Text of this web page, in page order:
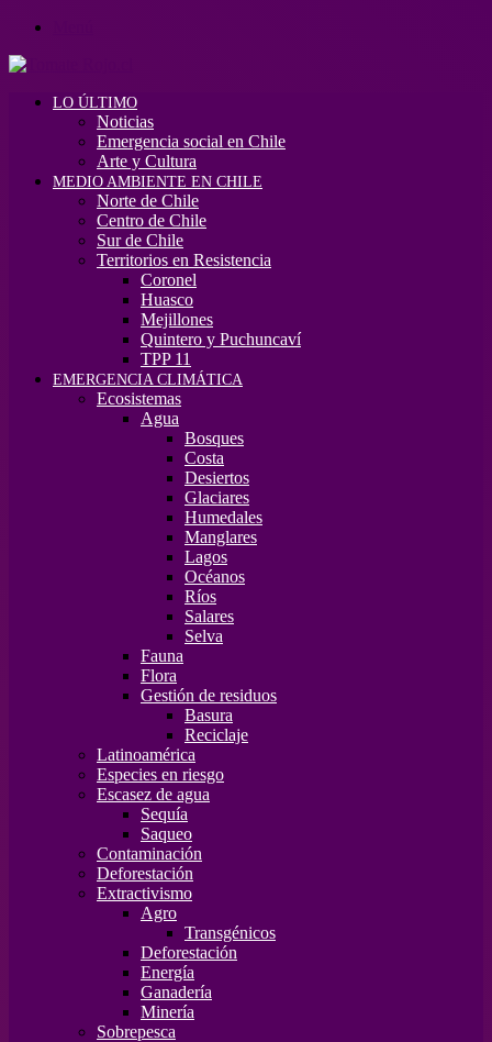
LO ÚLTIMO
Noticias
Emergencia social en Chile
Arte y Cultura
MEDIO AMBIENTE EN CHILE
Norte de Chile
Centro de Chile
Sur de Chile
Territorios en Resistencia
Coronel
Huasco
Mejillones
Quintero y Puchuncaví
TPP 11
EMERGENCIA CLIMÁTICA
Ecosistemas
Agua
Bosques
Costa
Desiertos
Glaciares
Humedales
Manglares
Lagos
Océanos
Ríos
Salares
Selva
Fauna
Flora
Gestión de residuos
Basura
Reciclaje
Latinoamérica
Especies en riesgo
Escasez de agua
Sequía
Saqueo
Contaminación
Deforestación
Extractivismo
Agro
Transgénicos
Deforestación
Energía
Ganadería
Minería
Sobrepesca